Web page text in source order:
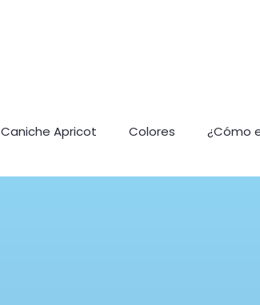
Caniche Apricot Colores ¿Cómo